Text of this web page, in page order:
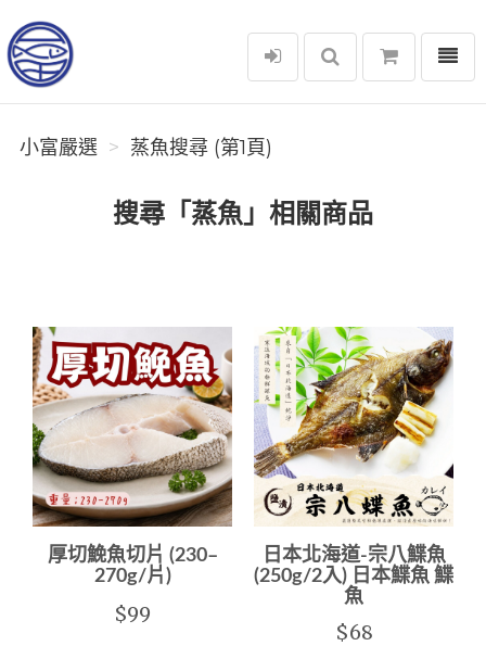
小富嚴選
選單
小富嚴選 蒸魚搜尋 (第1頁)
搜尋「蒸魚」相關商品
厚切鮸魚切片 (230–
270g/片)
$99
日本北海道-宗八鰈魚
(250g/2入) 日本鰈魚 鰈
魚
$68